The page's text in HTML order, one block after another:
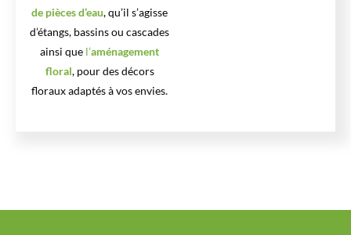
de pièces d’eau, qu’il s’agisse
d’étangs, bassins ou cascades
ainsi quel’aménagement
floral , pour des décors
floraux adaptés à vos envies.